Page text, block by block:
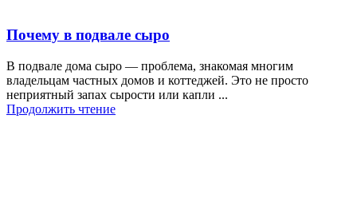
Почему в подвале сыро
В подвале дома сыро — проблема, знакомая многим
владельцам частных домов и коттеджей. Это не просто
неприятный запах сырости или капли ...
Продолжить чтение